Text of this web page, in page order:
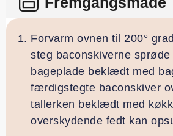
Forvarm ovnen til 200°
steg baconskiverne sprøde
bageplade beklædt med
færdigstegte baconskiver
tallerken beklædt med
overskydende fedt kan